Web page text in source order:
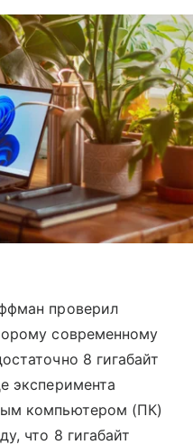
проверил
современному
8 гигабайт
эксперимента
компьютером (ПК)
что 8 гигабайт